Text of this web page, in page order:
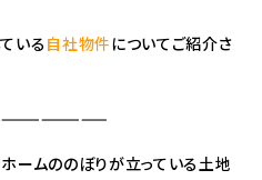
いる 自社物件についてご紹介さ
ームののぼりが立っている土地